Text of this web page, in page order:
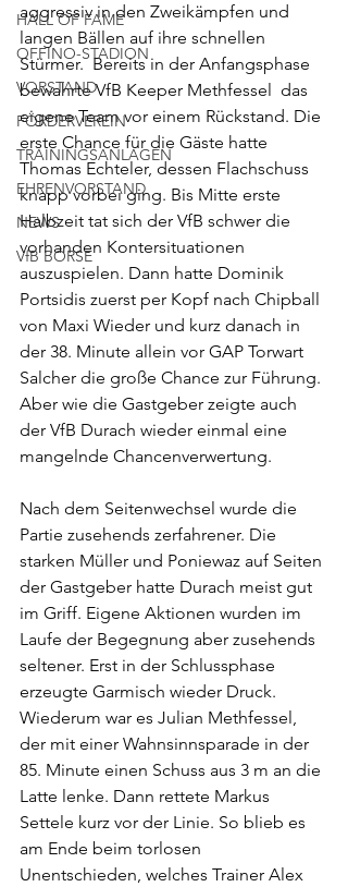
HALL OF FAME
OFFINO-STADION
VORSTAND
FÖRDERVEREIN
TRAININGSANLAGEN
EHRENVORSTAND
NEWS
VfB BÖRSE
aggressiv in den Zweikämpfen und
langen Bällen auf ihre schnellen
Stürmer.  Bereits in der Anfangsphase
bewahrte VfB Keeper Methfessel  das
eigene Team vor einem Rückstand. Die
erste Chance für die Gäste hatte
Thomas Echteler, dessen Flachschuss
knapp vorbei ging. Bis Mitte erste
Halbzeit tat sich der VfB schwer die
vorhanden Kontersituationen
auszuspielen. Dann hatte Dominik
Portsidis zuerst per Kopf nach Chipball
von Maxi Wieder und kurz danach in
der 38. Minute allein vor GAP Torwart
Salcher die große Chance zur Führung.
Aber wie die Gastgeber zeigte auch
der VfB Durach wieder einmal eine
mangelnde Chancenverwertung.
Nach dem Seitenwechsel wurde die
Partie zusehends zerfahrener. Die
starken Müller und Poniewaz auf Seiten
der Gastgeber hatte Durach meist gut
im Griff. Eigene Aktionen wurden im
Laufe der Begegnung aber zusehends
seltener. Erst in der Schlussphase
erzeugte Garmisch wieder Druck.
Wiederum war es Julian Methfessel,
der mit einer Wahnsinnsparade in der
85. Minute einen Schuss aus 3 m an die
Latte lenke. Dann rettete Markus
Settele kurz vor der Linie. So blieb es
am Ende beim torlosen
Unentschieden, welches Trainer Alex